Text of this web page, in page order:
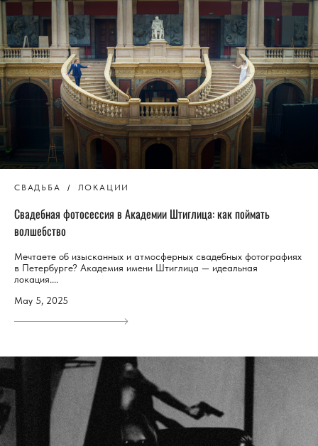
СВАДЬБА ЛОКАЦИИ
Свадебная фотосессия в Академии Штиглица: как поймать
волшебство
Мечтаете об изысканных и атмосферных свадебных фотографиях
в Петербурге? Академия имени Штиглица — идеальная
локация....
May 5, 2025